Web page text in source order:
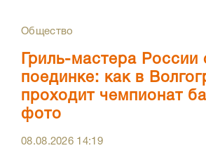
Общество
Гриль-мастера
поединке: как в
проходит чемпионат
фото
08.08.2026 14:19